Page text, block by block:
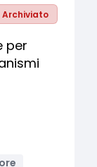
Archiviato
per